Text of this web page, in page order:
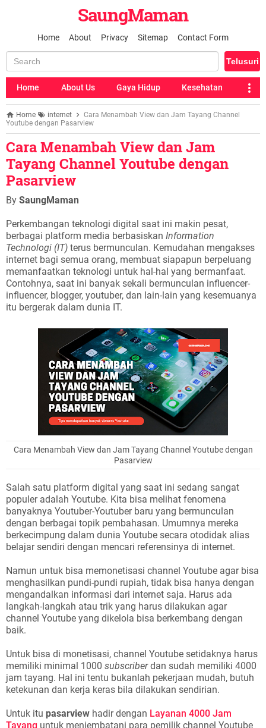
SaungMaman
Home About Privacy Sitemap Contact Form
Home About Us Gaya Hidup Kesehatan
Home internet
Cara Menambah View dan Jam Tayang Channel
Youtube dengan Pasarview
Cara Menambah View dan Jam
Tayang Channel Youtube dengan
Pasarview
By SaungMaman
Perkembangan teknologi digital saat ini makin pesat,
berbagai platform media berbasiskan Information
Technologi (IT) terus bermunculan. Kemudahan mengakses
internet bagi semua orang, membuat siapapun berpeluang
memanfaatkan teknologi untuk hal-hal yang bermanfaat.
Contohnya, saat ini banyak sekali bermunculan influencer-
influencer, blogger, youtuber, dan lain-lain yang kesemuanya
itu bergerak dalam dunia IT.
Cara Menambah View dan Jam Tayang Channel Youtube dengan
Pasarview
Salah satu platform digital yang saat ini sedang sangat
populer adalah Youtube. Kita bisa melihat fenomena
banyaknya Youtuber-Youtuber baru yang bermunculan
dengan berbagai topik pembahasan. Umumnya mereka
berkecimpung dalam dunia Youtube secara otodidak alias
belajar sendiri dengan mencari referensinya di internet.
Namun untuk bisa memonetisasi channel Youtube agar bisa
menghasilkan pundi-pundi rupiah, tidak bisa hanya dengan
mengandalkan informasi dari internet saja. Harus ada
langkah-langkah atau trik yang harus dilakukan agar
channel Youtube yang dikelola bisa berkembang dengan
baik.
Untuk bisa di monetisasi, channel Youtube setidaknya harus
memiliki minimal 1000 subscriberdan sudah memiliki 4000
jam tayang. Hal ini tentu bukanlah pekerjaan mudah, butuh
ketekunan dan kerja keras bila dilakukan sendirian.
Untuk itu pasarview hadir dengan Layanan 4000 Jam
Tayang untuk menjembatani para pemilik channel Youtube